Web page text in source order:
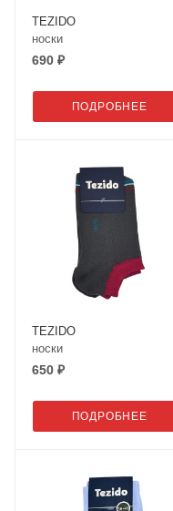
TEZIDO
носки
690 ₽
ПОДРОБНЕЕ
TEZIDO
носки
650 ₽
ПОДРОБНЕЕ